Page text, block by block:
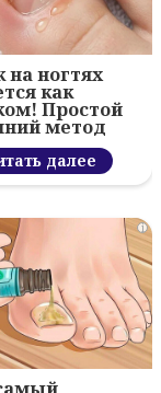
на ногтях
как
Простой
метод
далее
i